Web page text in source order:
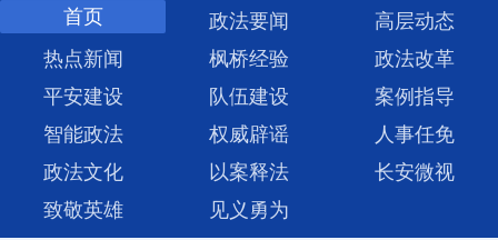
首页 政法要闻
高层动态
热点新闻
枫桥经验
政法改革
平安建设
队伍建设
案例指导
智能政法
权威辟谣
人事任免
政法文化
以案释法
长安微视
致敬英雄
见义勇为